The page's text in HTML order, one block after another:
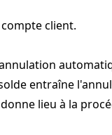
client.
entraîne
lieu à la